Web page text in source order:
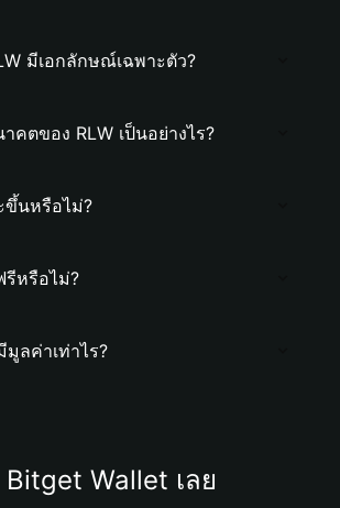
มีเอกลักษณ์เฉพาะตัว?
คตของ RLW เป็นอย่างไร?
ขึ้นหรือไม่?
รีหรือไม่?
มูลค่าเท่าไร?
Wallet เลย